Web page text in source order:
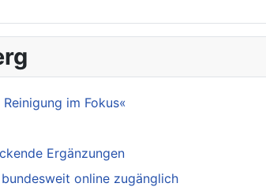
im Fokus«
Ergänzungen
online zugänglich